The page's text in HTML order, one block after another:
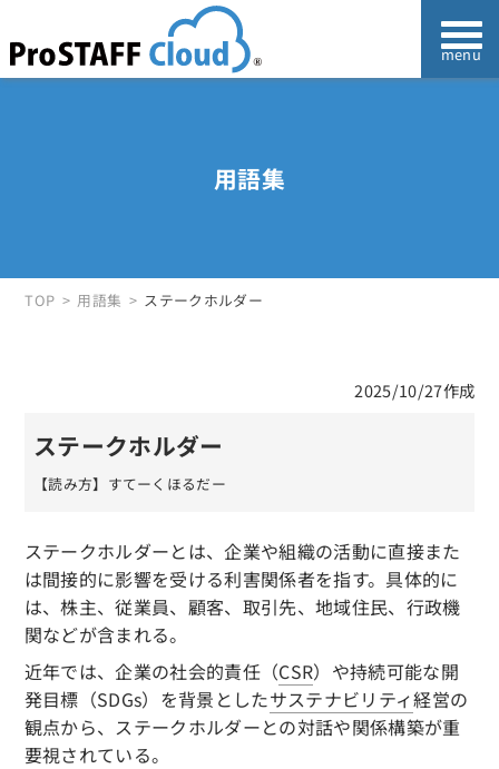
用語集
TOP 用語集 ステークホルダー
2025/10/27作成
ステークホルダー
【読み方】すてーくほるだー
ステークホルダーとは、企業や組織の活動に直接また
は間接的に影響を受ける利害関係者を指す。具体的に
は、株主、従業員、顧客、取引先、地域住民、行政機
関などが含まれる。
近年では、企業の社会的責任（CSR）や持続可能な開
発目標（SDGs）を背景としたサステナビリティ経営の
観点から、ステークホルダーとの対話や関係構築が重
要視されている。